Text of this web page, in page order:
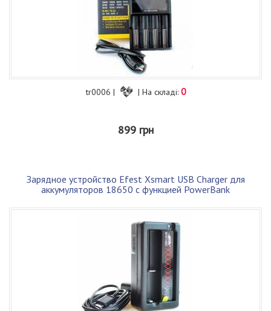
tr0006 | | На складі: 0
899 грн
Зарядное устройство Efest Xsmart USB Charger для
аккумуляторов 18650 с функцией PowerBank